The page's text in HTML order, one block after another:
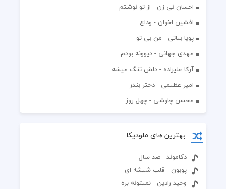
احسان نی زن - از تو نوشتم
افشين اخوان - وداع
پویا بیاتی - من بی تو
مهدی جهانی - دیوونه بودم
آرکا علیزاده - دلش تنگ میشه
امیر عظیمی - دختر بندر
محسن چاوشی - چهل روز
بهترین های ملودیکا
دکاموند - صد سال
پوبون - قلب شیشه ای
وحید رادین - نمیتونه بره